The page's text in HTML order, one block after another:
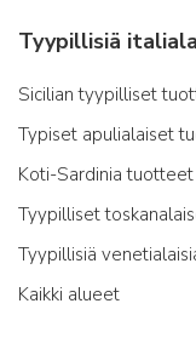
Tyypillisiä
Sicilian tyypilliset
Typiset apulialaiset
Koti-Sardinia tuotteet
Tyypilliset
Tyypillisiä
Kaikki alueet